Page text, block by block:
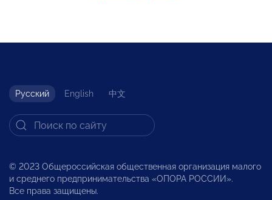
Русский English 中文
© 2023 Общероссийская общественная организация малого
и среднего предпринимательства «ОПОРА РОССИИ».
Все права защищены.